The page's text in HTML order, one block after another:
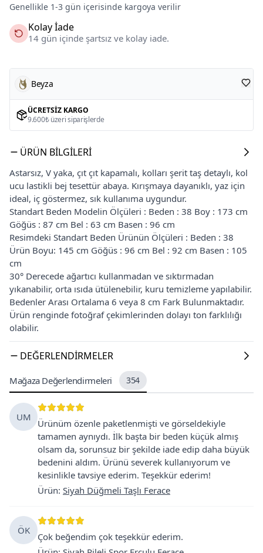
Genellikle 1-3 gün içerisinde kargoya verilir
Kolay İade
14 gün içinde şartsız ve kolay iade.
Beyza
ÜCRETSIZ KARGO
9.600₺ üzeri siparişlerde
ÜRÜN BILGILERI
Astarsız, V yaka, çıt çıt kapamalı, kolları şerit taş detaylı, kol
ucu lastikli bej tesettür abaya. Kırışmaya dayanıklı, yaz için
ideal, iç göstermez, sık kullanıma uygundur.
Standart Beden Modelin Ölçüleri : Beden : 38 Boy : 173 cm
Göğüs : 87 cm Bel : 63 cm Basen : 96 cm
Resimdeki Standart Beden Ürünün Ölçüleri : Beden : 38
Ürün Boyu: 145 cm Göğüs : 96 cm Bel : 92 cm Basen : 105
cm
30° Derecede ağartıcı kullanmadan ve sıktırmadan
yıkanabilir, orta ısıda ütülenebilir, kuru temizleme yapılabilir.
Bedenler Arası Ortalama 6 veya 8 cm Fark Bulunmaktadır.
Ürün renginde fotoğraf çekimlerinden dolayı ton farklılığı
olabilir.
DEĞERLENDIRMELER
Mağaza Değerlendirmeleri 354
UM
Ürünüm özenle paketlenmişti ve görseldekiyle
tamamen aynıydı. İlk başta bir beden küçük almış
olsam da, sorunsuz bir şekilde iade edip daha büyük
bedenini aldım. Ürünü severek kullanıyorum ve
kesinlikle tavsiye ederim. Teşekkür ederim!
Ürün: Siyah Düğmeli Taşlı Ferace
ÖK
Çok beğendim çok teşekkür ederim.